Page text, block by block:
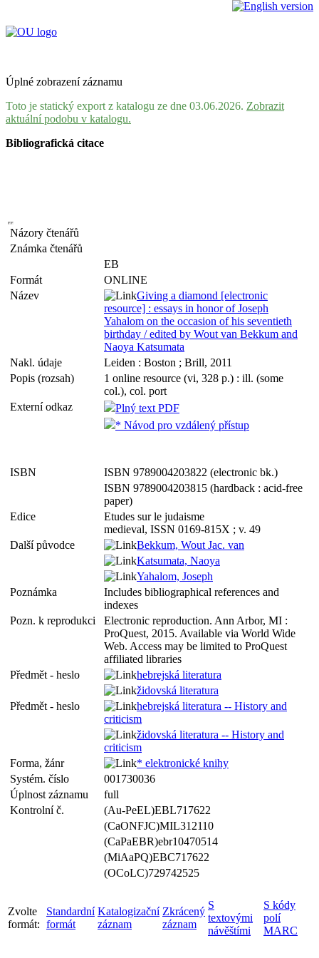
Úplné zobrazení záznamu
Toto je statický export z katalogu ze dne 03.06.2026. Zobrazit
aktuální podobu v katalogu.
Bibliografická citace
Názory čtenářů
Známka čtenářů
EB
Formát
ONLINE
Název
Giving a diamond [electronic
resource] : essays in honor of Joseph
Yahalom on the occasion of his seventieth
birthday / edited by Wout van Bekkum and
Naoya Katsumata
Nakl. údaje
Leiden : Boston ; Brill, 2011
Popis (rozsah)
1 online resource (vi, 328 p.) : ill. (some
col.), col. port
Externí odkaz
Plný text PDF
* Návod pro vzdálený přístup
ISBN
ISBN 9789004203822 (electronic bk.)
ISBN 9789004203815 (hardback : acid-free
paper)
Edice
Etudes sur le judaisme
medieval, ISSN 0169-815X ; v. 49
Další původce
Bekkum, Wout Jac. van
Katsumata, Naoya
Yahalom, Joseph
Poznámka
Includes bibliographical references and
indexes
Pozn. k reprodukci
Electronic reproduction. Ann Arbor, MI :
ProQuest, 2015. Available via World Wide
Web. Access may be limited to ProQuest
affiliated libraries
Předmět - heslo
hebrejská literatura
židovská literatura
Předmět - heslo
hebrejská literatura -- History and
criticism
židovská literatura -- History and
criticism
Forma, žánr
* elektronické knihy
Systém. číslo
001730036
Úplnost záznamu
full
Kontrolní č.
(Au-PeEL)EBL717622
(CaONFJC)MIL312110
(CaPaEBR)ebr10470514
(MiAaPQ)EBC717622
(OCoLC)729742525
Zvolte
formát:
Standardní
formát
Katalogizační
záznam
Zkrácený
záznam
S
textovými
návěštími
S kódy
polí
MARC